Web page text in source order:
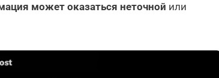
может оказаться неточной или